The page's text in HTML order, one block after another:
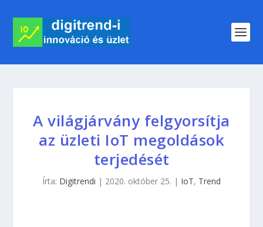
A világjárvány felgyorsítja
az üzleti IoT megoldások
terjedését
Írta: Digitrendi | 2020. október 25. | IoT, Trend